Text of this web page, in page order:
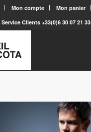
Mon compte Mon panier
Service Clients +33(0)6 30 07 21 33